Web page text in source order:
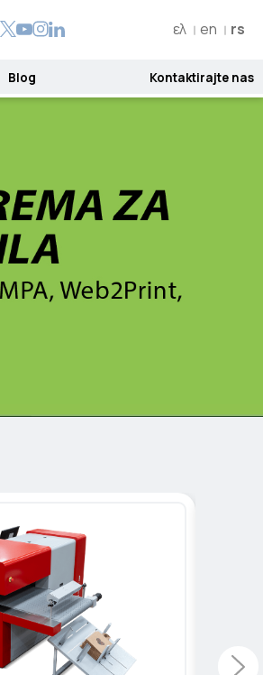
ελ en rs
Blog Kontaktirajte nas